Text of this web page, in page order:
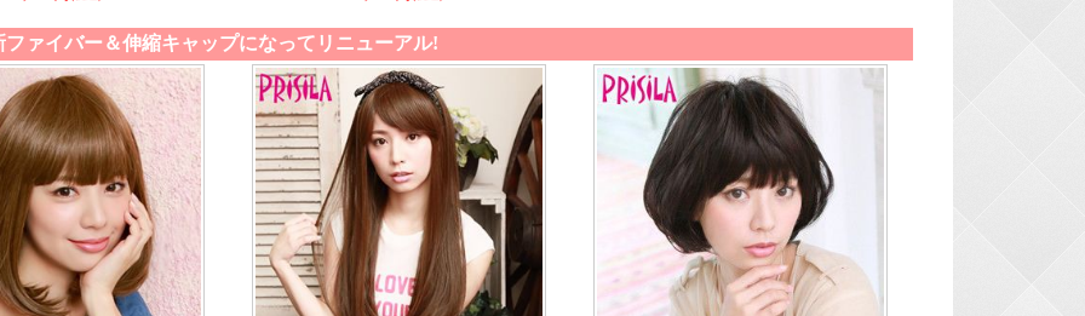
ァイバー＆伸縮キャップになってリニューアル!